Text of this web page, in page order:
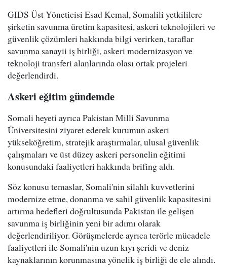
GIDS Üst Yöneticisi Esad Kemal, Somalili yetkililere
şirketin savunma üretim kapasitesi, askeri teknolojileri ve
güvenlik çözümleri hakkında bilgi verirken, taraflar
savunma sanayii iş birliği, askeri modernizasyon ve
teknoloji transferi alanlarında olası ortak projeleri
değerlendirdi.
Askeri eğitim gündemde
Somali heyeti ayrıca Pakistan Milli Savunma
Üniversitesini ziyaret ederek kurumun askeri
yükseköğretim, stratejik araştırmalar, ulusal güvenlik
çalışmaları ve üst düzey askeri personelin eğitimi
konusundaki faaliyetleri hakkında brifing aldı.
Söz konusu temaslar, Somali'nin silahlı kuvvetlerini
modernize etme, donanma ve sahil güvenlik kapasitesini
artırma hedefleri doğrultusunda Pakistan ile gelişen
savunma iş birliğinin yeni bir adımı olarak
değerlendiriliyor. Görüşmelerde ayrıca terörle mücadele
faaliyetleri ile Somali'nin uzun kıyı şeridi ve deniz
kaynaklarının korunmasına yönelik iş birliği de ele alındı.